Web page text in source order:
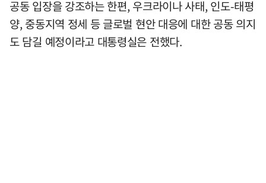
공동 입장을 강조하는 한편, 우크라이나 사태, 인도-태평
양, 중동지역 정세 등 글로벌 현안 대응에 대한 공동 의지
도 담길 예정이라고 대통령실은 전했다.